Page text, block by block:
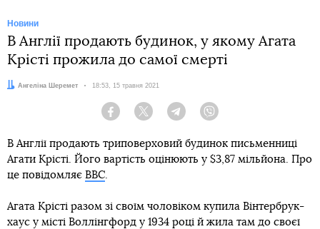
Новини
В Англії продають будинок, у якому Агата
Крісті прожила до самої смерті
Автор:
Ангеліна Шеремет Дата:
18:53, 15 травня 2021
Facebook Twitter Telegram
В Англії продають триповерховий будинок письменниці
Агати Крісті. Його вартість оцінюють у $3,87 мільйона. Про
це повідомляє BBC.
Агата Крісті разом зі своїм чоловіком купила Вінтербрук-
хаус у місті Воллінгфорд у 1934 році й жила там до своєї